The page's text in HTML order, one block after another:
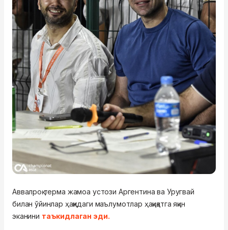
Аввалроқ терма жамоа устози Аргентина ва Уругвай
билан ўйинлар ҳақидаги маълумотлар ҳақиқатга яқин
эканини таъкидлаган эди.